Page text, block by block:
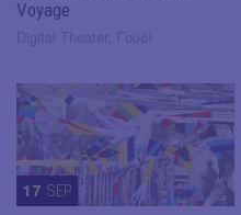
Voyage
17 SEP